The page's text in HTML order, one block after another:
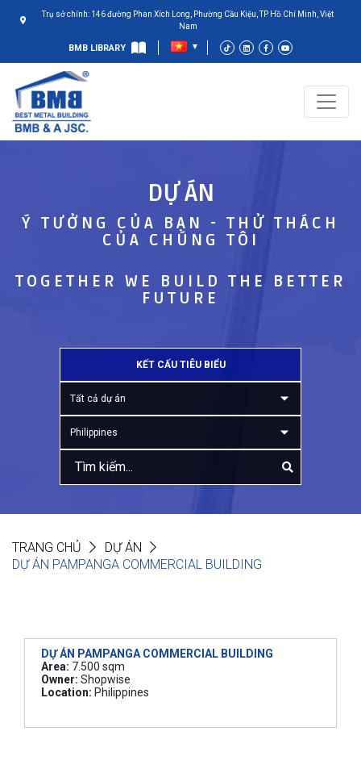
Trụ sở chính: 146 đường Phan Xích Long, Phường Cầu Kiệu, TP Hồ Chí Minh, Việt
Nam
BMB LIBRARY
DỰ ÁN
Ý TƯỞNG CỦA BẠN - THỬ THÁCH
CỦA CHÚNG TÔI
TOGETHER WE BUILD THE BETTER
FUTURE
KẾT CẤU TIÊU BIỂU
Tất cả dự án
Philippines
TRANG CHỦ
DỰ ÁN
DỰ ÁN PAMPANGA COMMERCIAL BUILDING
DỰ ÁN PAMPANGA COMMERCIAL BUILDING
Area: 7.500 sqm
Owner: Shopwise
Location: Philippines